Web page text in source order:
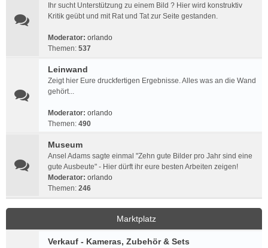
Ihr sucht Unterstützung zu einem Bild ? Hier wird konstruktiv
Kritik geübt und mit Rat und Tat zur Seite gestanden.
Moderator: orlando
Themen: 537
Leinwand
Zeigt hier Eure druckfertigen Ergebnisse. Alles was an die Wand
gehört...
Moderator: orlando
Themen: 490
Museum
Ansel Adams sagte einmal "Zehn gute Bilder pro Jahr sind eine
gute Ausbeute" - Hier dürft ihr eure besten Arbeiten zeigen!
Moderator: orlando
Themen: 246
Marktplatz
Verkauf - Kameras, Zubehör & Sets